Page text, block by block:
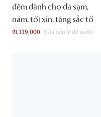
đêm dành cho da sạm,
nám, tối xỉn, tăng sắc tố
₫1,339,000